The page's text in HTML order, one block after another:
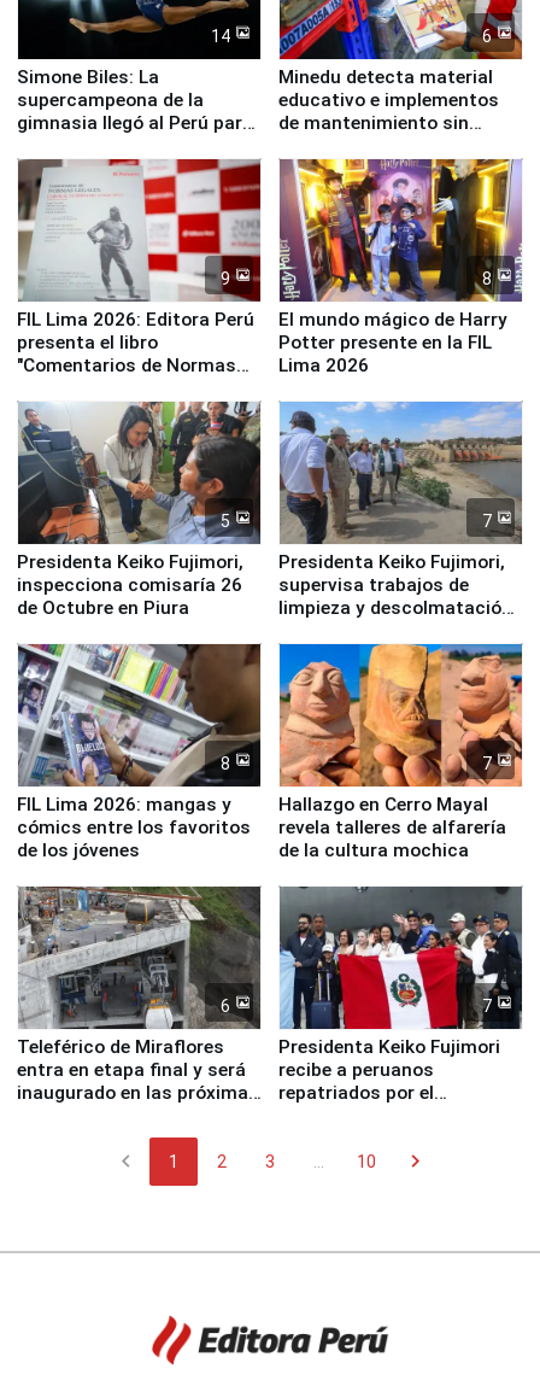
14
Simone Biles: La
supercampeona de la
gimnasia llegó al Perú para
Panamericanos Lima 2027
6
Minedu detecta material
educativo e implementos
de mantenimiento sin
la UGEL 2
9
FIL Lima 2026: Editora Perú
presenta el libro
"Comentarios de Normas
Derecho Colectivo"
8
El mundo mágico de Harry
Potter presente en la FIL
Lima 2026
5
Presidenta Keiko Fujimori,
inspecciona comisaría 26
de Octubre en Piura
7
Presidenta Keiko Fujimori,
supervisa trabajos de
limpieza y descolmatación
8
FIL Lima 2026: mangas y
cómics entre los favoritos
de los jóvenes
7
Hallazgo en Cerro Mayal
revela talleres de alfarería
de la cultura mochica
6
Teleférico de Miraflores
entra en etapa final y será
inaugurado en las próximas
7
Presidenta Keiko Fujimori
recibe a peruanos
repatriados por el
chevron_left 1 2 3 10 chevron_right